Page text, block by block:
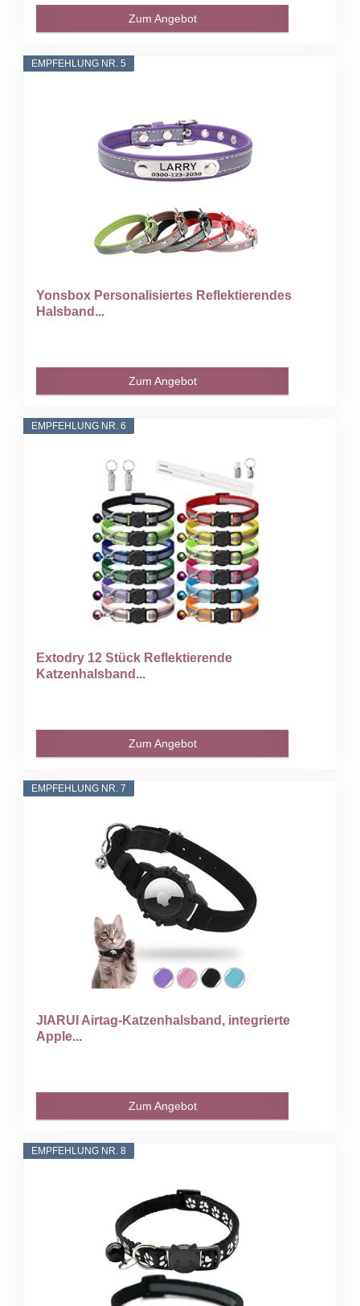
Zum Angebot
EMPFEHLUNG NR. 5
Yonsbox Personalisiertes Reflektierendes
Halsband...
Zum Angebot
EMPFEHLUNG NR. 6
Extodry 12 Stück Reflektierende
Katzenhalsband...
Zum Angebot
EMPFEHLUNG NR. 7
JIARUI Airtag-Katzenhalsband, integrierte
Apple...
Zum Angebot
EMPFEHLUNG NR. 8